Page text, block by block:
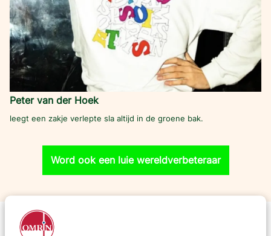
Peter van der Hoek
leegt een zakje verlepte sla altijd in de groene bak.
Word ook een luie wereldverbeteraar